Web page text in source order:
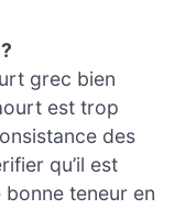
grec bien
est trop
des
qu’il est
bonne teneur en